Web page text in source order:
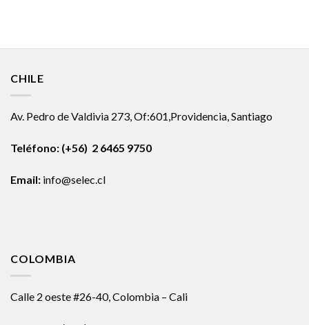
CHILE
Av. Pedro de Valdivia 273, Of:601,Providencia, Santiago
Teléfono: (+56) 2 6465 9750
Email: info@selec.cl
COLOMBIA
Calle 2 oeste #26-40, Colombia – Cali